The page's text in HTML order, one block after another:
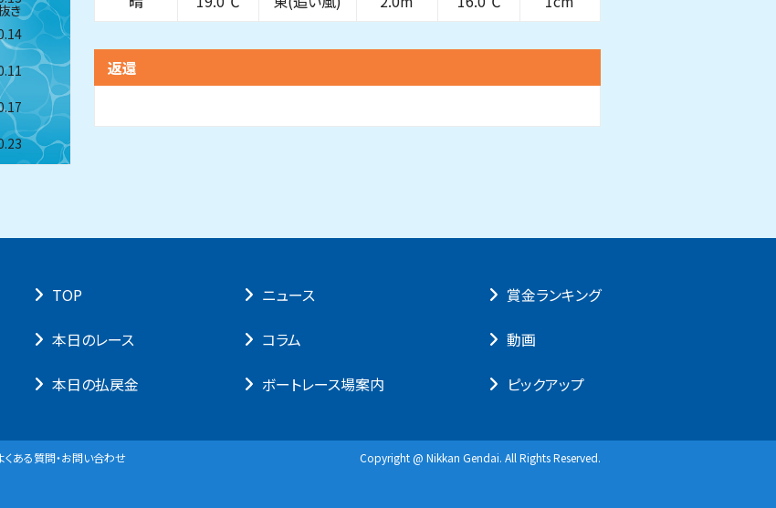
き
返還
TOP
本⽇のレース
本⽇の払戻⾦
ニュース
コラム
ボートレース場案内
賞⾦ランキング
動画
ピックアップ
くある質問・お問い合わせ Copyright @ Nikkan Gendai. All Rights Reserved.